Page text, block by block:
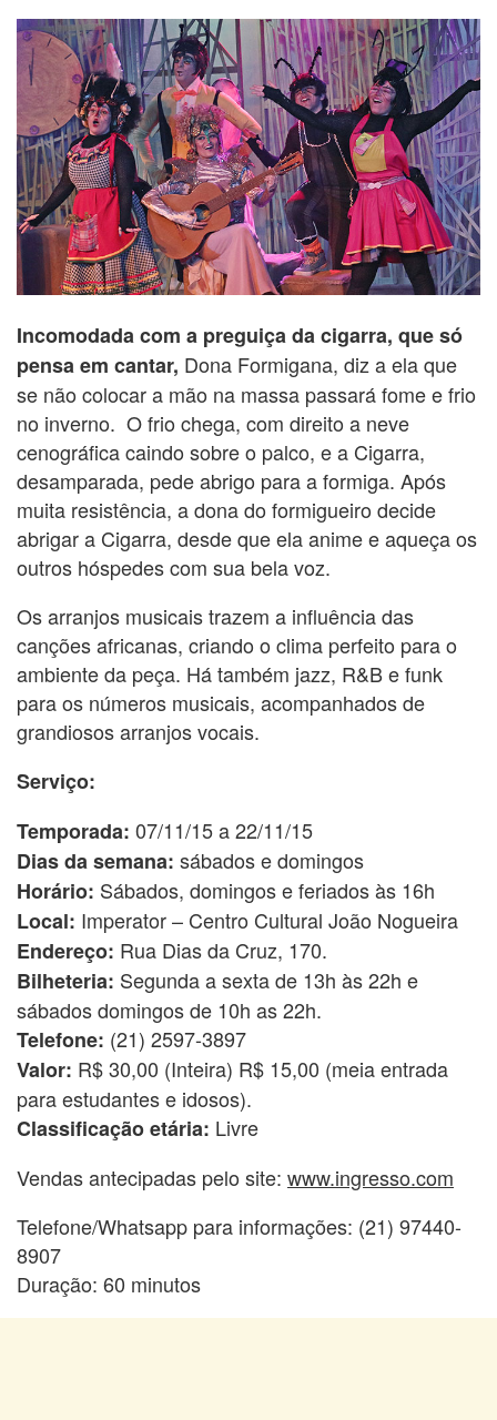
Incomodada com a preguiça da cigarra, que só
pensa em cantar, Dona Formigana, diz a ela que
se não colocar a mão na massa passará fome e frio
no inverno. O frio chega, com direito a neve
cenográfica caindo sobre o palco, e a Cigarra,
desamparada, pede abrigo para a formiga. Após
muita resistência, a dona do formigueiro decide
abrigar a Cigarra, desde que ela anime e aqueça os
outros hóspedes com sua bela voz.
Os arranjos musicais trazem a influência das
canções africanas, criando o clima perfeito para o
ambiente da peça. Há também jazz, R&B e funk
para os números musicais, acompanhados de
grandiosos arranjos vocais.
Serviço:
Temporada: 07/11/15 a 22/11/15
Dias da semana: sábados e domingos
Horário: Sábados, domingos e feriados às 16h
Local: Imperator – Centro Cultural João Nogueira
Endereço: Rua Dias da Cruz, 170.
Bilheteria: Segunda a sexta de 13h às 22h e
sábados domingos de 10h as 22h.
Telefone: (21) 2597-3897
Valor: R$ 30,00 (Inteira) R$ 15,00 (meia entrada
para estudantes e idosos).
Classificação etária: Livre
Vendas antecipadas pelo site: www.ingresso.com
Telefone/Whatsapp para informações: (21) 97440-
8907
Duração: 60 minutos